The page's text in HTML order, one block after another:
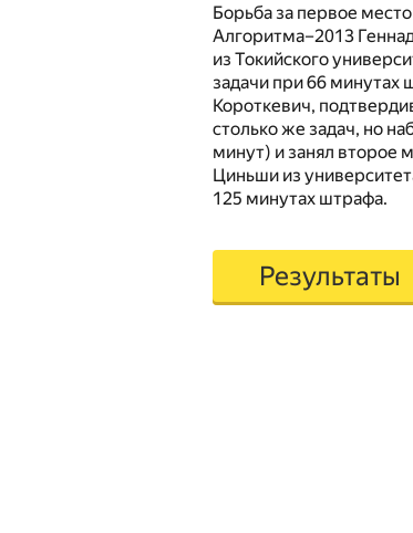
Борьба за первое
Алгоритма–2013
из Токийского
задачи при 66 минутах
Короткевич,
столько же задач, но
минут) и занял второе
Циньши из
125 минутах штрафа.
Результаты